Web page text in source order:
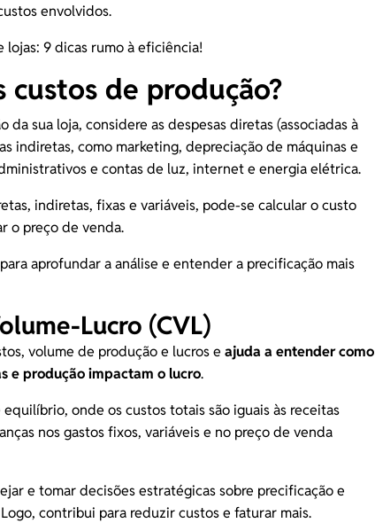
envolvidos.
lojas: 9 dicas rumo à eficiência!
custos de produção?
da sua loja, considere as despesas diretas (associadas à
indiretas, como marketing, depreciação de máquinas e
e contas de luz, internet e energia elétrica.
indiretas, fixas e variáveis, pode-se calcular o custo
o preço de venda.
aprofundar a análise e entender a precificação mais
Lucro (CVL)
volume de produção e lucros eajuda a entender como
e produção impactam o lucro.
onde os custos totais são iguais às receitas
nos gastos fixos, variáveis e no preço de venda
e tomar decisões estratégicas sobre precificação e
contribui para reduzir custos e faturar mais.